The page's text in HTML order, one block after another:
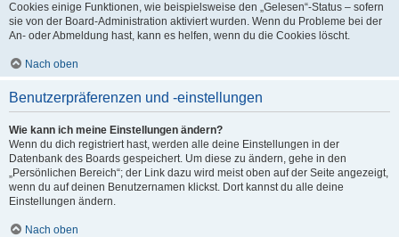
Cookies einige Funktionen, wie beispielsweise den „Gelesen“-Status – sofern
sie von der Board-Administration aktiviert wurden. Wenn du Probleme bei der
An- oder Abmeldung hast, kann es helfen, wenn du die Cookies löscht.
Nach oben
Benutzerpräferenzen und -einstellungen
Wie kann ich meine Einstellungen ändern?
Wenn du dich registriert hast, werden alle deine Einstellungen in der
Datenbank des Boards gespeichert. Um diese zu ändern, gehe in den
„Persönlichen Bereich“; der Link dazu wird meist oben auf der Seite angezeigt,
wenn du auf deinen Benutzernamen klickst. Dort kannst du alle deine
Einstellungen ändern.
Nach oben